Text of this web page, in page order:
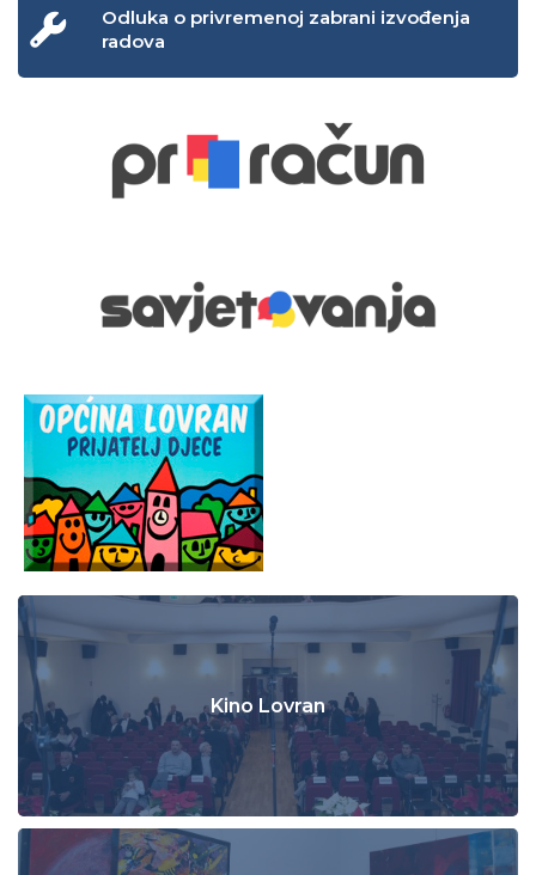
Odluka o privremenoj zabrani izvođenja
radova
Kino Lovran